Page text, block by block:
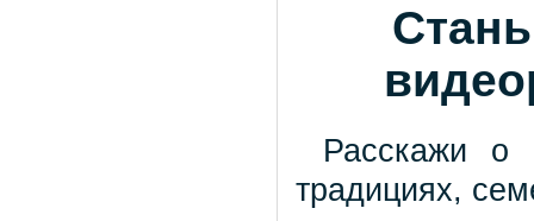
Расскажи о
традициях,